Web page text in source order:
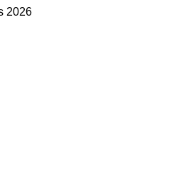
2026